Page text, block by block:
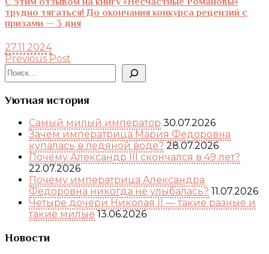
трудно тягаться! До окончания конкурса рецензий с
призами — 3 дня
27.11.2024
Previous Post
Поиск
Уютная история
Самый милый император 30.07.2026
Зачем императрица Мария Федоровна
купалась в ледяной воде? 28.07.2026
Почему Александр III скончался в 49 лет?
22.07.2026
Почему императрица Александра
Федоровна никогда не улыбалась? 11.07.2026
Четыре дочери Николая II — такие разные и
такие милые 13.06.2026
Новости